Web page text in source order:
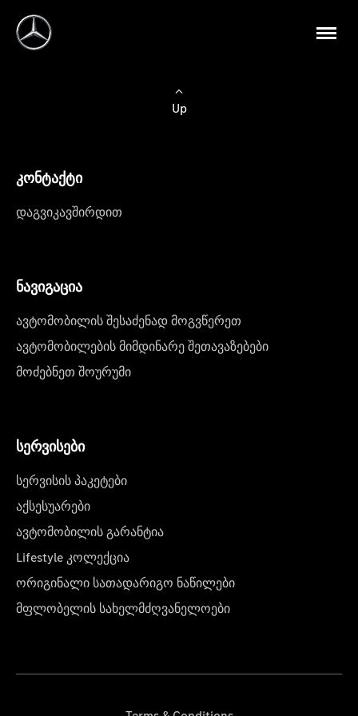
Up
კონტაქტი
დაგვიკავშირდით
ნავიგაცია
ავტომობილის შესაძენად მოგვწერეთ
ავტომობილების მიმდინარე შეთავაზებები
მოძებნეთ შოურუმი
სერვისები
სერვისის პაკეტები
აქსესუარები
ავტომობილის გარანტია
Lifestyle კოლექცია
ორიგინალი სათადარიგო ნაწილები
მფლობელის სახელმძღვანელოები